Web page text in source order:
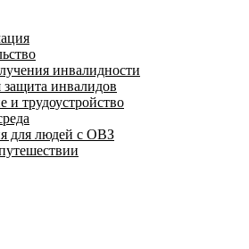
инвалидности
инвалидов
и трудоустройство
для людей с ОВЗ